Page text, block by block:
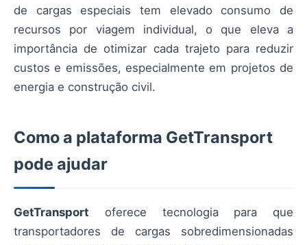
de cargas especiais tem elevado consumo de
recursos por viagem individual, o que eleva a
importância de otimizar cada trajeto para reduzir
custos e emissões, especialmente em projetos de
energia e construção civil.
Como a plataforma GetTransport
pode ajudar
GetTransport oferece tecnologia para que
transportadores de cargas sobredimensionadas